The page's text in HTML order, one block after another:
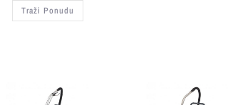
Traži Ponudu